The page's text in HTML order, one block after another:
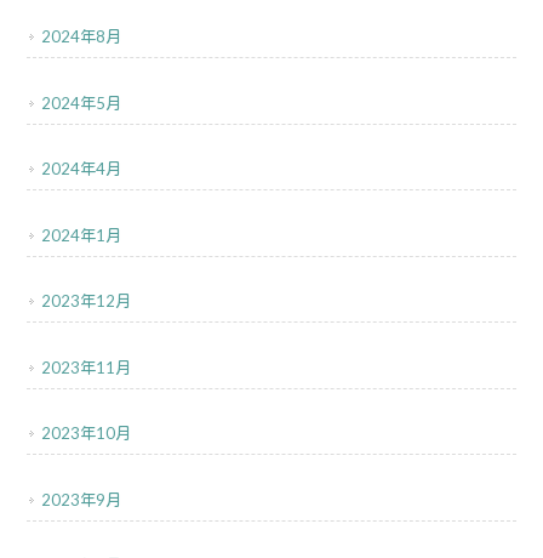
2024年8月
2024年5月
2024年4月
2024年1月
2023年12月
2023年11月
2023年10月
2023年9月